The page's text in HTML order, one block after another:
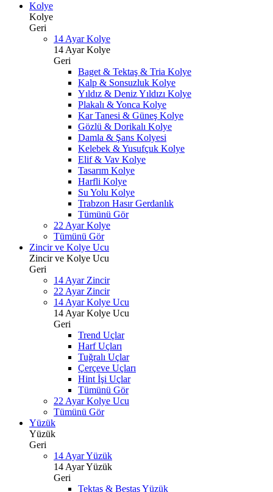
Kolye
Kolye
Geri
14 Ayar Kolye
14 Ayar Kolye
Geri
Baget & Tektaş & Tria Kolye
Kalp & Sonsuzluk Kolye
Yıldız & Deniz Yıldızı Kolye
Plakalı & Yonca Kolye
Kar Tanesi & Güneş Kolye
Gözlü & Dorikalı Kolye
Damla & Şans Kolyesi
Kelebek & Yusufçuk Kolye
Elif & Vav Kolye
Tasarım Kolye
Harfli Kolye
Su Yolu Kolye
Trabzon Hasır Gerdanlık
Tümünü Gör
22 Ayar Kolye
Tümünü Gör
Zincir ve Kolye Ucu
Zincir ve Kolye Ucu
Geri
14 Ayar Zincir
22 Ayar Zincir
14 Ayar Kolye Ucu
14 Ayar Kolye Ucu
Geri
Trend Uçlar
Harf Uçları
Tuğralı Uçlar
Çerçeve Uçları
Hint İşi Uçlar
Tümünü Gör
22 Ayar Kolye Ucu
Tümünü Gör
Yüzük
Yüzük
Geri
14 Ayar Yüzük
14 Ayar Yüzük
Geri
Tektaş & Beştaş Yüzük